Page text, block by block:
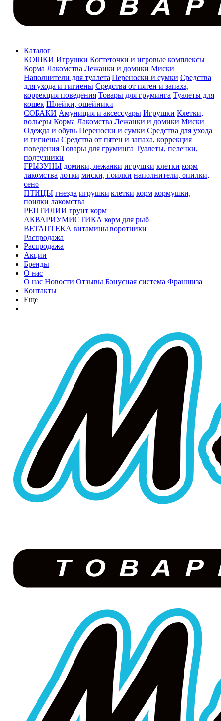
Каталог
КОШКИ Игрушки Когтеточки и игровые комплексы
Корма Лакомства Лежанки и домики Миски
Наполнители для туалета Переноски и сумки Средства
для ухода и гигиены Средства от пятен и запаха,
коррекция поведения Товары для груминга Туалеты для
кошек Шлейки, ошейники
СОБАКИ Амуниция и аксессуары Игрушки Клетки,
вольеры Корма Лакомства Лежанки и домики Миски
Одежда и обувь Переноски и сумки Средства для ухода
и гигиены Средства от пятен и запаха, коррекция
поведения Товары для груминга Туалеты, пеленки,
подгузники
ГРЫЗУНЫ домики, лежанки игрушки клетки корм
лакомства лотки миски, поилки наполнители, опилки,
сено
ПТИЦЫ гнезда игрушки клетки корм кормушки,
поилки лакомства
РЕПТИЛИИ грунт корм
АКВАРИУМИСТИКА корм для рыб
ВЕТАПТЕКА витамины воротники
Распродажа
Распродажа
Акции
Бренды
О нас
О нас Новости Отзывы Бонусная система Франшиза
Контакты
Еще